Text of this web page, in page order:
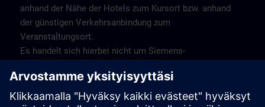
anhand der Nähe der Hotels zum Kursort bzw. anhand
der günstigen Verkehrsanbindung zum
Veranstaltungsort.
Es handelt sich hierbei nicht um Siemens-
Hotels keine Gewähr übernehmen.
Bitte beachten Sie, dass aufgrund von Messen oder